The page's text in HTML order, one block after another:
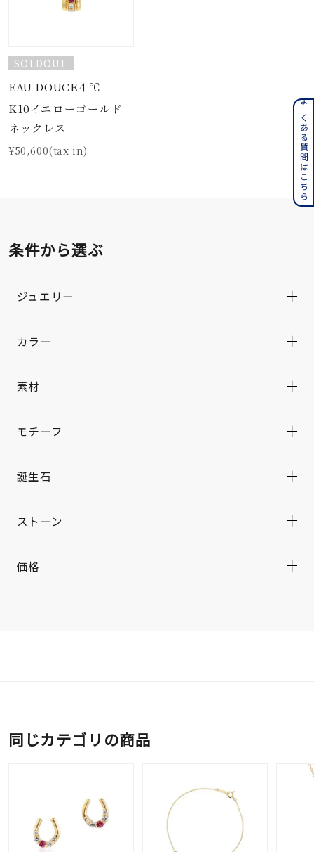
SOLDOUT
EAU DOUCE４℃
K10イエローゴールド
ネックレス
¥50,600(tax in)
条件から選ぶ
ジュエリー
カラー
素材
モチーフ
誕生石
ストーン
価格
同じカテゴリの商品
よくある質問はこちら